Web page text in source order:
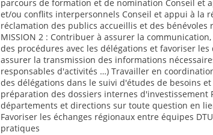
parcours de formation et de nomination Conseil et
et/ou conflits interpersonnels Conseil et appui à la
réclamation des publics accueillis et des bénévoles
MISSION 2 : Contribuer à assurer la
des procédures avec les délégations et favoriser
assurer la transmission des informations
responsables d'activités …) Travailler en
des délégations dans le suivi d'études de besoins
préparation des dossiers internes
départements et directions sur toute question en
Favoriser les échanges régionaux entre équipes
pratiques